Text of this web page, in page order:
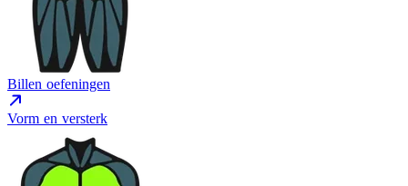
Billen oefeningen
Vorm en versterk